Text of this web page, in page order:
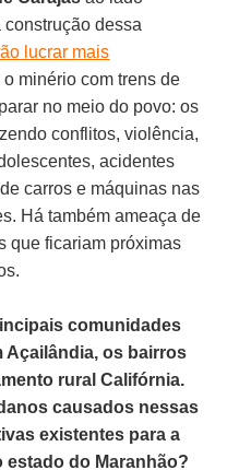
dessa
lucrar mais
minério com trens de
no meio do povo: os
conflitos, violência,
acidentes
carros e máquinas nas
Há também ameaça de
que ficariam próximas
comunidades
Açailândia, os bairros
rural Califórnia.
causados nessas
existentes para a
do Maranhão?